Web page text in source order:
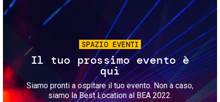
SPAZIO EVENTI
Il tuo prossimo evento è
qui
Siamo pronti a ospitare il tuo evento. Non a caso,
siamo la Best Location al BEA 2022.